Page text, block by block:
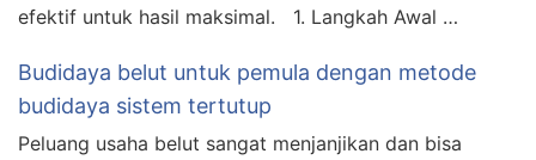
efektif untuk hasil maksimal. 1. Langkah Awal …
Budidaya belut untuk pemula dengan metode
budidaya sistem tertutup
Peluang usaha belut sangat menjanjikan dan bisa